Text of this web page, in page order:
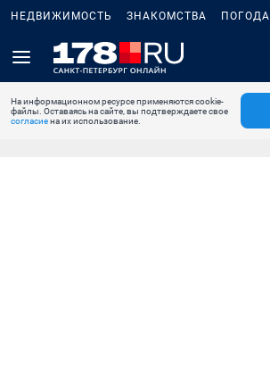
НЕДВИЖИМОСТЬ ЗНАКОМСТВА ПОГОДА
На информационном ресурсе применяются cookie-
файлы. Оставаясь на сайте, вы подтверждаете свое
согласиена их использование.